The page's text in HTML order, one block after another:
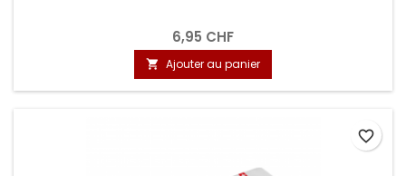
6,95 CHF
 Ajouter au panier
favorite_border